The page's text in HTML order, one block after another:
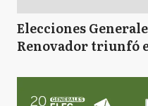
Elecciones
Renovador triunfó